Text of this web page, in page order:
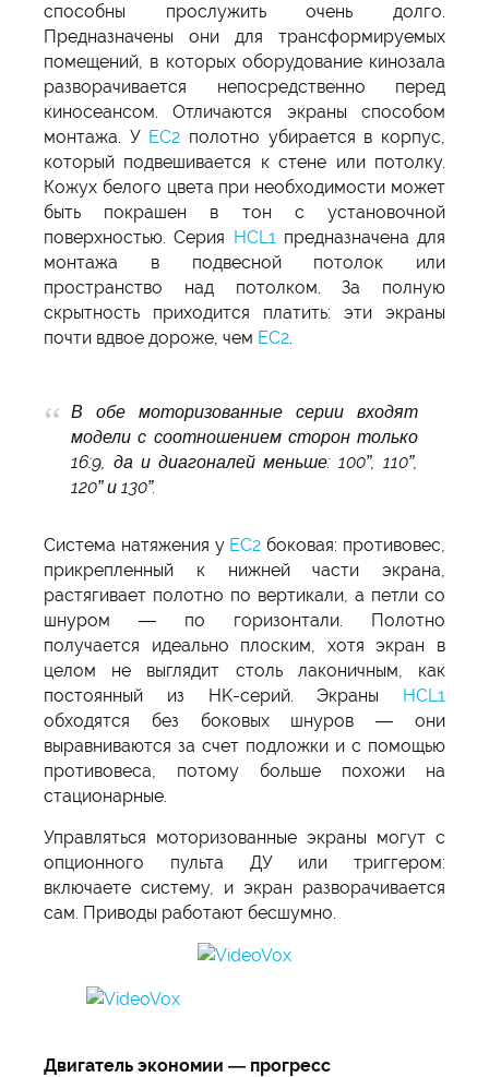
способны прослужить очень долго.
Предназначены они для трансформируемых
помещений, в которых оборудование кинозала
разворачивается непосредственно перед
киносеансом. Отличаются экраны способом
монтажа. У EC2 полотно убирается в корпус,
который подвешивается к стене или потолку.
Кожух белого цвета при необходимости может
быть покрашен в тон с установочной
поверхностью. Серия HCL1предназначена для
монтажа в подвесной потолок или
пространство над потолком. За полную
скрытность приходится платить: эти экраны
почти вдвое дороже, чем EC2.
В обе моторизованные серии входят
модели с соотношением сторон только
16:9, да и диагоналей меньше: 100”, 110”,
120” и 130”.
Система натяжения у EC2 боковая: противовес,
прикрепленный к нижней части экрана,
растягивает полотно по вертикали, а петли со
шнуром — по горизонтали. Полотно
получается идеально плоским, хотя экран в
целом не выглядит столь лаконичным, как
постоянный из HK-серий. Экраны HCL1
обходятся без боковых шнуров — они
выравниваются за счет подложки и с помощью
противовеса, потому больше похожи на
стационарные.
Управляться моторизованные экраны могут с
опционного пульта ДУ или триггером:
включаете систему, и экран разворачивается
сам. Приводы работают бесшумно.
Двигатель экономии — прогресс